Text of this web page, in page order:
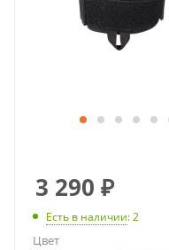
3 290 ₽
Есть в наличии: 2
Цвет